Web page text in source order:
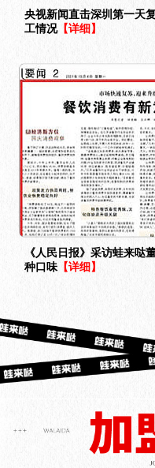
央视新闻直击深圳第一天
工情况【详细】
《人民日报》采访蛙来哒
种口味 【详细】